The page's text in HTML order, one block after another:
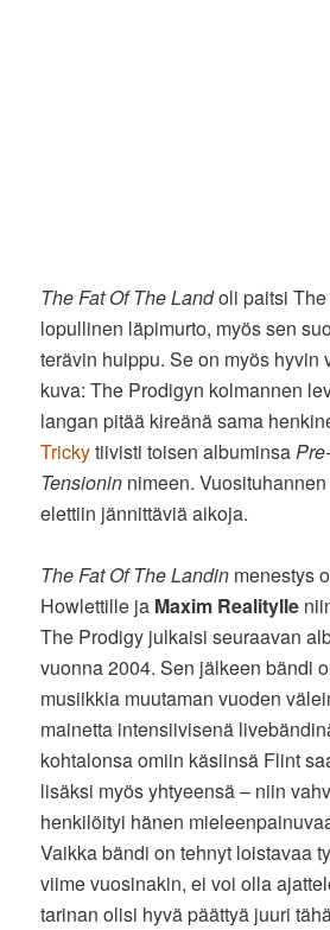
The Fat Of The Landoli paitsi The
lopullinen läpimurto, myös sen
terävin huippu. Se on myös hyvin
kuva: The Prodigyn kolmannen
langan pitää kireänä sama
Trickytiivisti toisen albuminsa
Tensionin nimeen.
elettiin jännittäviä aikoja.
The Fat Of The Landin menestys
Howlettille ja Maxim Realitylle
The Prodigy julkaisi seuraavan
vuonna 2004. Sen jälkeen bändi
musiikkia muutaman vuoden
mainetta intensiivisenä
kohtalonsa omiin käsiinsä Flint
lisäksi myös yhtyeensä – niin
henkilöityi hänen
Vaikka bändi on tehnyt loistavaa
viime vuosinakin, ei voi olla
tarinan olisi hyvä päättyä juuri